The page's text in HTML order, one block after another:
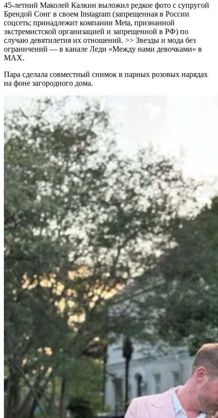
45-летний Маколей Калкин выложил редкое фото с супругой
Брендой Сонг в своем Instagram (запрещенная в России
соцсеть; принадлежит компании Meta, признанной
экстремистской организацией и запрещенной в РФ) по
случаю девятилетия их отношений. >> Звезды и мода без
ограничений — в канале Леди «Между нами девочками» в
MAX.
Пара сделала совместный снимок в парных розовых нарядах
на фоне загородного дома.